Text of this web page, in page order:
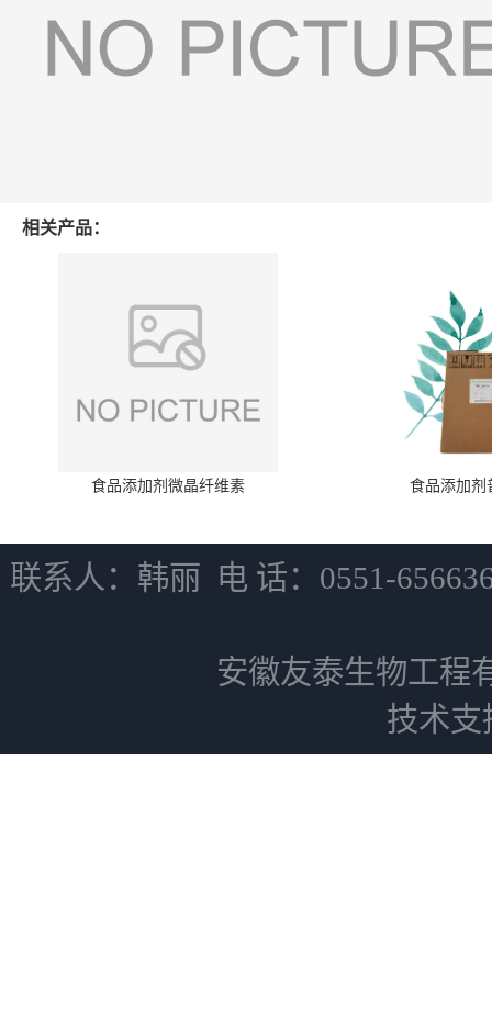
相关产品：
食品添加剂微晶纤维素 食品添加剂
联系人：韩丽 电 话：0551-
安徽友泰生物工程
技术